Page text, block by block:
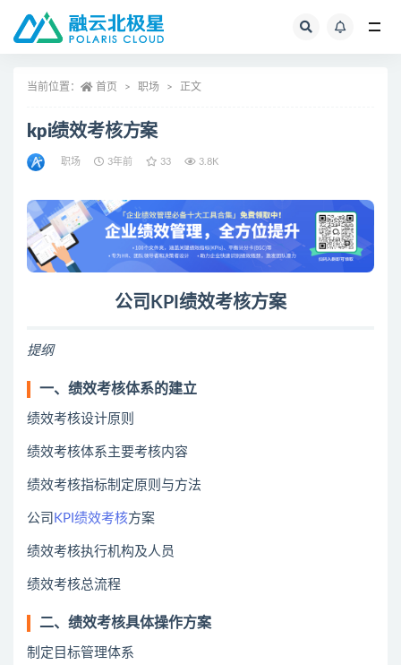
当前位置： 首页 职场 正文
kpi绩效考核方案
职场 3年前 33 3.8K
公司KPI 绩效考核方案
提纲
一、 绩效考核体系的建立
绩效考核设计原则
绩效考核体系主要考核内容
绩效考核指标制定原则与方法
公司 KPI绩效考核方案
绩效考核执行机构及人员
绩效考核总流程
二、绩效考核具体操作方案
制定目标管理体系